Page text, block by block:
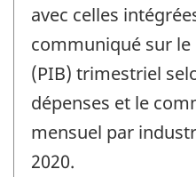
avec celles
communiqué sur
(PIB) trimestriel
dépenses et le
mensuel par
2020.